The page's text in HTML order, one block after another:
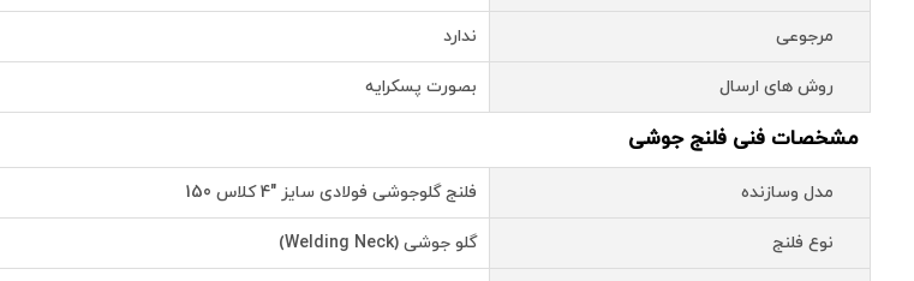
مرجوعی ندارد
روش های ارسال بصورت پسکرایه
مشخصات فنی فلنج جوشی
مدل وسازنده فلنج گلوجوشی فولادی سایز "4 کلاس 150
نوع فلنج گلو جوشی (Welding Neck)